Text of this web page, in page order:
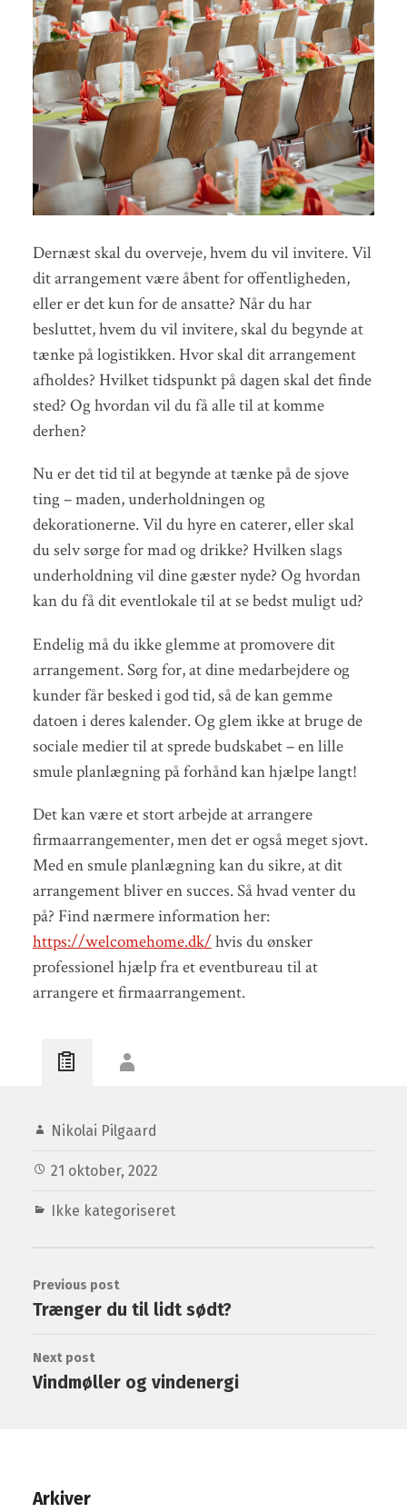
Dernæst skal du overveje, hvem du vil invitere. Vil
dit arrangement være åbent for offentligheden,
eller er det kun for de ansatte? Når du har
besluttet, hvem du vil invitere, skal du begynde at
tænke på logistikken. Hvor skal dit arrangement
afholdes? Hvilket tidspunkt på dagen skal det finde
sted? Og hvordan vil du få alle til at komme
derhen?
Nu er det tid til at begynde at tænke på de sjove
ting – maden, underholdningen og
dekorationerne. Vil du hyre en caterer, eller skal
du selv sørge for mad og drikke? Hvilken slags
underholdning vil dine gæster nyde? Og hvordan
kan du få dit eventlokale til at se bedst muligt ud?
Endelig må du ikke glemme at promovere dit
arrangement. Sørg for, at dine medarbejdere og
kunder får besked i god tid, så de kan gemme
datoen i deres kalender. Og glem ikke at bruge de
sociale medier til at sprede budskabet – en lille
smule planlægning på forhånd kan hjælpe langt!
Det kan være et stort arbejde at arrangere
firmaarrangementer, men det er også meget sjovt.
Med en smule planlægning kan du sikre, at dit
arrangement bliver en succes. Så hvad venter du
på? Find nærmere information her:
https://welcomehome.dk/ hvis du ønsker
professionel hjælp fra et eventbureau til at
arrangere et firmaarrangement.
Nikolai Pilgaard
21 oktober, 2022
Ikke kategoriseret
Previous post
Trænger du til lidt sødt?
Next post
Vindmøller og vindenergi
Arkiver